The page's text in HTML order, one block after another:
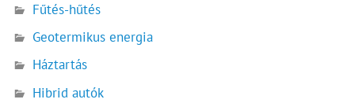
Fűtés-hűtés
Geotermikus energia
Háztartás
Hibrid autók